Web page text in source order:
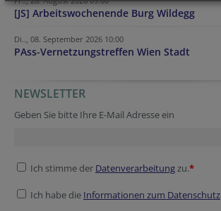
[JS] Arbeitswochenende Burg Wildegg
Di.., 08. September 2026 10:00
PAss-Vernetzungstreffen Wien Stadt
NEWSLETTER
Geben Sie bitte Ihre E-Mail Adresse ein
Ich stimme der Datenverarbeitungzu.*
Ich habe die Informationen zum Datenschutz